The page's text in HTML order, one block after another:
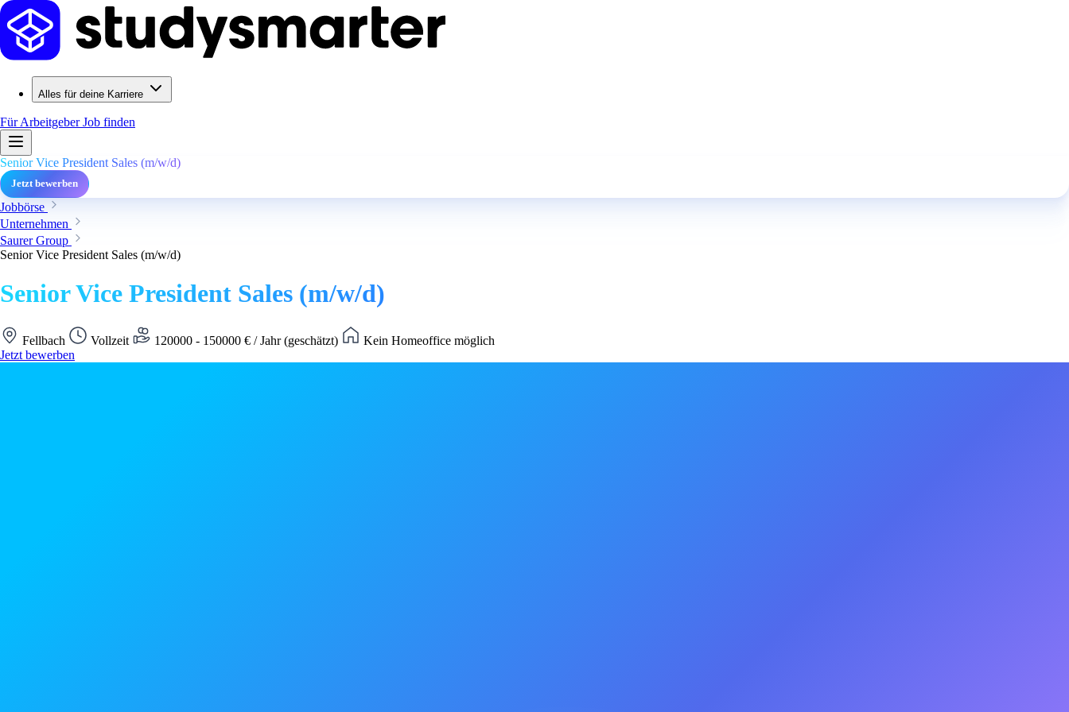
Alles für deine Karriere
Für ArbeitgeberJob finden
Senior Vice President Sales (m/w/d)
Jetzt bewerben
Jobbörse
Unternehmen
Saurer Group
Senior Vice President Sales (m/w/d)
Senior Vice President Sales (m/w/d)
Fellbach Vollzeit 120000 - 150000 € / Jahr (geschätzt)
Kein Homeoffice möglich
Jetzt bewerben